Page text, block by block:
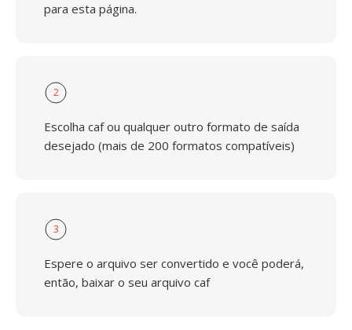
para esta página.
2
Escolha caf ou qualquer outro formato de saída
desejado (mais de 200 formatos compatíveis)
3
Espere o arquivo ser convertido e você poderá,
então, baixar o seu arquivo caf